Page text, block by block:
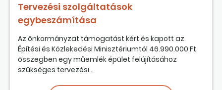
Tervezési szolgáltatások
egybeszámítása
Az önkormányzat támogatást kért és kapott az
Építési és Közlekedési Minisztériumtól 46.990.000 Ft
összegben egy műemlék épület felújításához
szükséges tervezési...